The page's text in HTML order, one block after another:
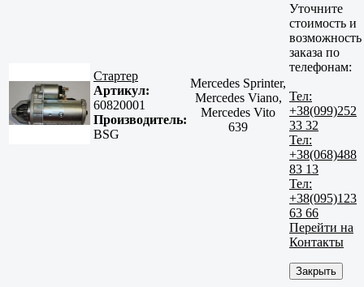
Стартер
Артикул:
60820001
Производитель:
BSG
Mercedes Sprinter,
Mercedes Viano,
Mercedes Vito
639
Уточните
стоимость и
возможность
заказа по
телефонам:
Тел:
+38(099)252
33 32
Тел:
+38(068)488
83 13
Тел:
+38(095)123
63 66
Перейти на
Контакты
Закрыть